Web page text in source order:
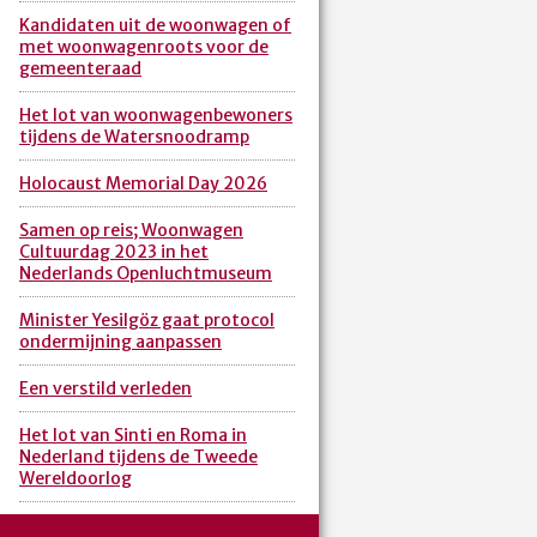
Kandidaten uit de woonwagen of
met woonwagenroots voor de
gemeenteraad
Het lot van woonwagenbewoners
tijdens de Watersnoodramp
Holocaust Memorial Day 2026
Samen op reis; Woonwagen
Cultuurdag 2023 in het
Nederlands Openluchtmuseum
Minister Yesilgöz gaat protocol
ondermijning aanpassen
Een verstild verleden
Het lot van Sinti en Roma in
Nederland tijdens de Tweede
Wereldoorlog